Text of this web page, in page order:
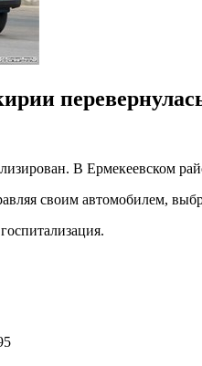
В Ермекеевском
своим автомобилем,